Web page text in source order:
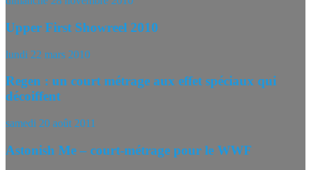
Upper First Showreel 2010
lundi 22 mars 2010
Regen : un court métrage aux effet spéciaux qui
décoiffent
samedi 20 août 2011
Astonish Me – court-métrage pour le WWF